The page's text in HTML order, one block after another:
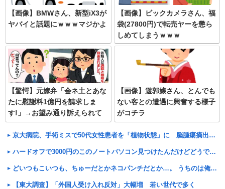
【画像】BMWさん、新型iX3が
ヤバイと話題にｗｗｗマジかよ
【画像】ビックカメラさん、福
袋(27800円)で転売ヤーを懲ら
しめてしまうｗｗｗ
【驚愕】元嫁弁「会ネ土とあな
たに慰謝料1億円を請求しま
す!」→お望み通り訴えられて
あげた結果w
【画像】遊郭嬢さん、とんでも
ない客との遭遇に興奮する様子
がコチラ
京大病院、手術ミスで50代女性患者を「植物状態」に 脳腫瘍摘出手術で腫瘍の無い部位を摘出してしまう
ハードオフで3000円のこのノートパソコン見つけたんだけどどうですか？
どいつもこいつも、ちゅーだとかネコパンチだとか…。 うちのは俺を起こすとき、手足の指を噛みますが何か。【再】
【東大調査】「外国人受け入れ反対」大幅増 若い世代で多く